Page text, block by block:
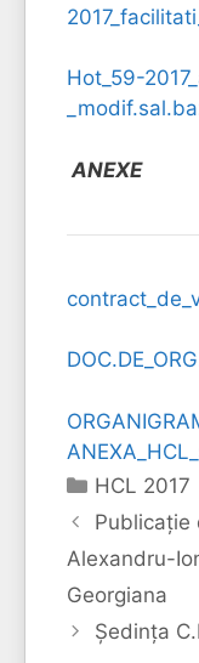
Hot_59-
ANEXE
Categorii
HCL 2017
Publicație
Alexandru-
Georgiana
Şedinţa